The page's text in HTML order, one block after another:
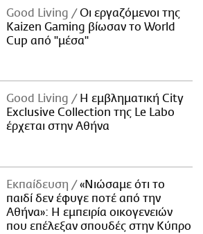
Good Living
Οι εργαζόμενοι της
Kaizen Gaming βίωσαν το World
Cup από "μέσα"
Good Living
Η εμβληματική City
Exclusive Collection της Le Labo
έρχεται στην Αθήνα
Εκπαίδευση
«Νιώσαμε ότι το
παιδί δεν έφυγε ποτέ από την
Αθήνα»: Η εμπειρία οικογενειών
που επέλεξαν σπουδές στην Κύπρο